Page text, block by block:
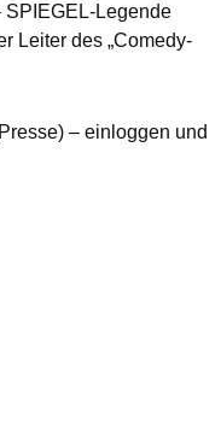
SPIEGEL-Legende
Leiter des „Comedy-
– einloggen und